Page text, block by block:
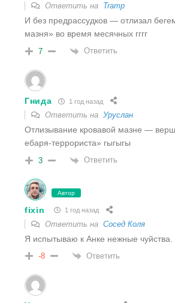
Ответить на Tramp
И без предрассудков — отлизал
мазня» во время месячных гггг
7 Ответить
Гнида 1 год назад
Ответить на Уруслан
Отлизывание кровавой мазне —
ебаря-террориста» гыгыгы
3 Ответить
Автор
fixin 1 год назад
Ответить на Сосед Коля
Я испытываю к Анке нежные чуйства.
-8 Ответить